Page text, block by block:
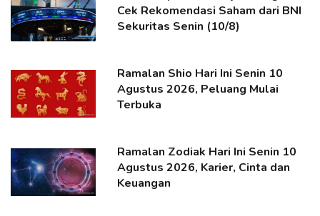
Cek Rekomendasi Saham dari BNI
Sekuritas Senin (10/8)
Ramalan Shio Hari Ini Senin 10
Agustus 2026, Peluang Mulai
Terbuka
Ramalan Zodiak Hari Ini Senin 10
Agustus 2026, Karier, Cinta dan
Keuangan